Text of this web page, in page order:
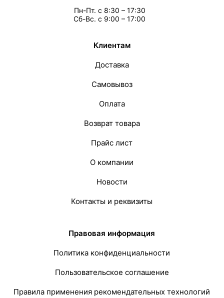
Пн-Пт. с 8:30 – 17:30
Сб-Вс. с 9:00 – 17:00
Клиентам
Доставка
Самовывоз
Оплата
Возврат товара
Прайс лист
О компании
Новости
Контакты и реквизиты
Правовая информация
Политика конфиденциальности
Пользовательское соглашение
Правила применения рекомендательных технологий